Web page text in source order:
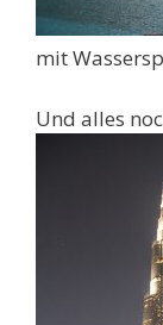
mit
Und alles